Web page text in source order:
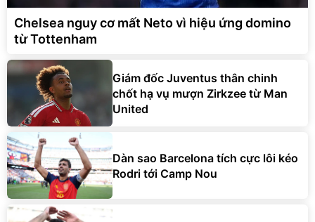
Chelsea nguy cơ mất Neto vì hiệu ứng domino
từ Tottenham
Giám đốc Juventus thân chinh
chốt hạ vụ mượn Zirkzee từ Man
United
Dàn sao Barcelona tích cực lôi kéo
Rodri tới Camp Nou